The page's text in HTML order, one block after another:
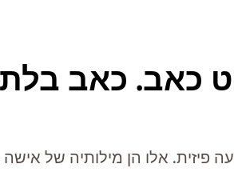
כאב. כאב
פיזית. אלו הן